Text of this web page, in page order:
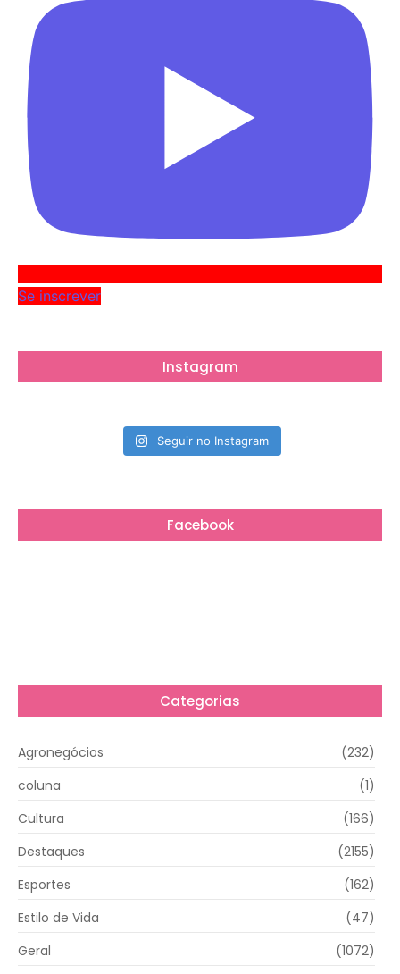
Se inscrever
Instagram
Seguir no Instagram
Facebook
Categorias
Agronegócios
(232)
coluna
(1)
Cultura
(166)
Destaques
(2155)
Esportes
(162)
Estilo de Vida
(47)
Geral
(1072)